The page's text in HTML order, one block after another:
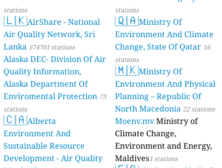
stations
🇱🇰AirShare - National
Air Quality Network, Sri
Lanka 574701 stations
Alaska DEC- Division Of Air
Quality Information,
Alaska Department Of
Enviromental Protection 73
stations
🇨🇦Alberta
Environment And
Sustainable Resource
Development - Air Quality
stations
🇶🇦Ministry Of
Environment And Climate
Change, State Of Qatar 16
stations
🇲🇰Ministry Of
Environment And Physical
Planning – Republic Of
North Macedonia 22 stations
Moenv.mvMinistry of
Climate Change,
Environment and Energy,
Maldives1 stations